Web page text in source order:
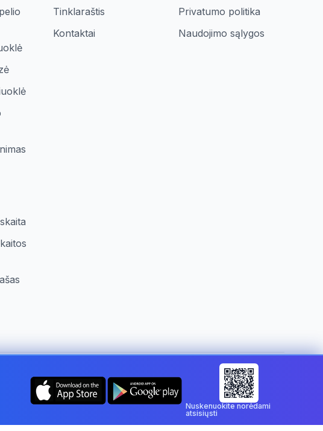
Tinklaraštis
Kontaktai
Privatumo politika
Naudojimo sąlygos
Keisti šalį:
Nuskenuokite norėdami
atsisiųsti